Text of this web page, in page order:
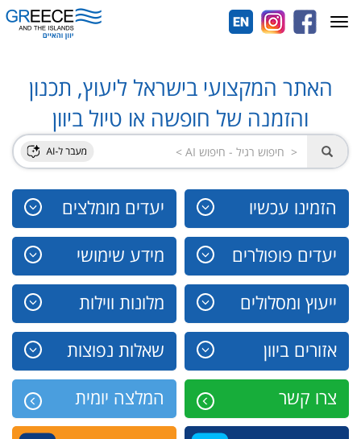
האתר המקצועי בישראל ליעוץ, תכנון
והזמנה של חופשה או טיול ביוון
הזמינו עכשיו יעדים מומלצים
יעדים פופולרים מידע שימושי
ייעוץ ומסלולים מלונות ווילות
אזורים ביוון שאלות נפוצות
צרו קשר המלצה יומית
Toggle
navigation